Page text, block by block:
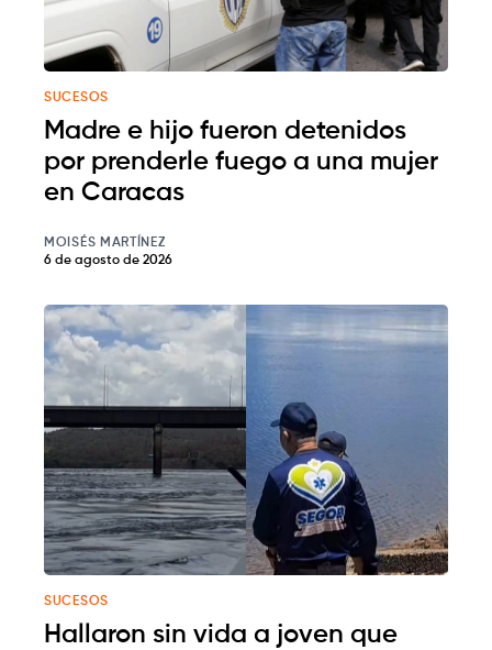
SUCESOS
Madre e hijo fueron detenidos
por prenderle fuego a una mujer
en Caracas
MOISÉS MARTÍNEZ
6 de agosto de 2026
SUCESOS
Hallaron sin vida a joven que